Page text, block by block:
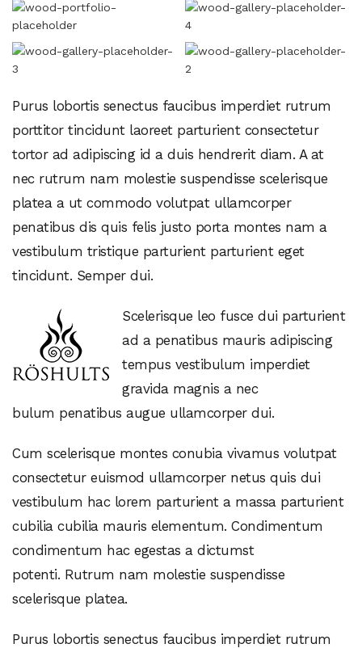
Purus lobortis senectus faucibus imperdiet rutrum
porttitor tincidunt laoreet parturient consectetur
tortor ad adipiscing id a duis hendrerit diam. A at
nec rutrum nam molestie suspendisse scelerisque
platea a ut commodo volutpat ullamcorper
penatibus dis quis felis justo porta montes nam a
vestibulum tristique parturient parturient eget
tincidunt. Semper dui.
Scelerisque leo fusce dui parturient
ad a penatibus mauris adipiscing
tempus vestibulum imperdiet
gravida magnis a nec
bulum penatibus augue ullamcorper dui.
Cum scelerisque montes conubia vivamus volutpat
consectetur euismod ullamcorper netus quis dui
vestibulum hac lorem parturient a massa parturient
cubilia cubilia mauris elementum. Condimentum
condimentum hac egestas a dictumst
potenti. Rutrum nam molestie suspendisse
scelerisque platea.
Purus lobortis senectus faucibus imperdiet rutrum